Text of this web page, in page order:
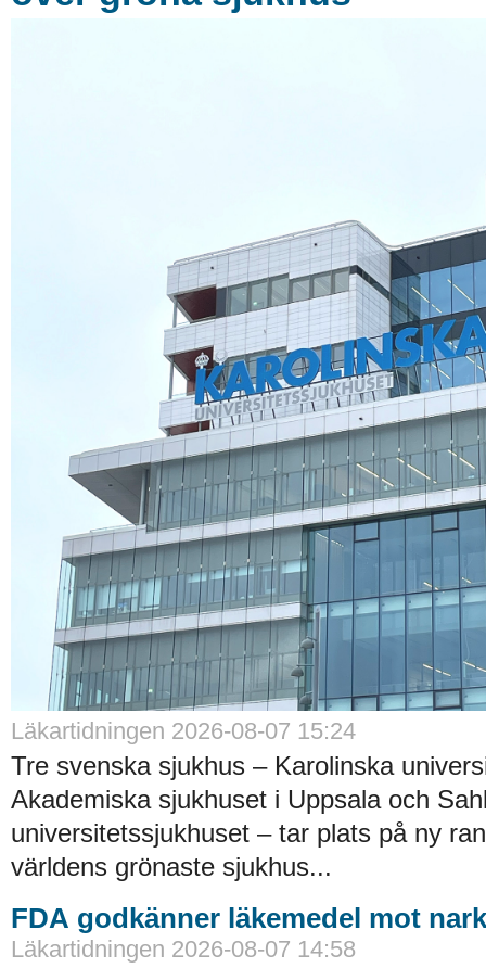
Läkartidningen 2026-08-07 15:24
Tre svenska sjukhus – Karolinska
Akademiska sjukhuset i Uppsala och
universitetssjukhuset – tar plats på ny
världens grönaste sjukhus...
FDA godkänner läkemedel mot
Läkartidningen 2026-08-07 14:58